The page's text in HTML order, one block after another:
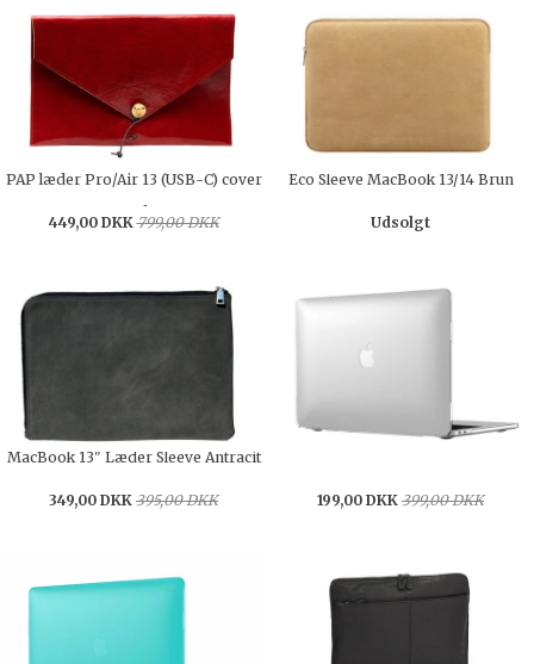
PAP læder Pro/Air 13 (USB-C) cover
Rød
449,00 DKK 799,00 DKK
Eco Sleeve MacBook 13/14 Brun
Udsolgt
MacBook 13" Læder Sleeve Antracit
349,00 DKK 395,00 DKK 199,00 DKK 399,00 DKK